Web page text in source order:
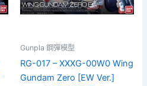
Gunpla 鋼彈模型
RG-017 – XXXG-00W0 Wing
Gundam Zero [EW Ver.]